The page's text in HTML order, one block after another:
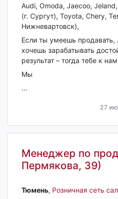
Audi, Omoda, Jaecoo,
(г. Сургут), Toyota, Chery,
Нижневартовск),
Если ты умеешь
хочешь зарабатывать
результат – тогда тебе к
Мы
...
27
Менеджер по
Пермякова, 39)
Тюмень‎, Розничная сеть